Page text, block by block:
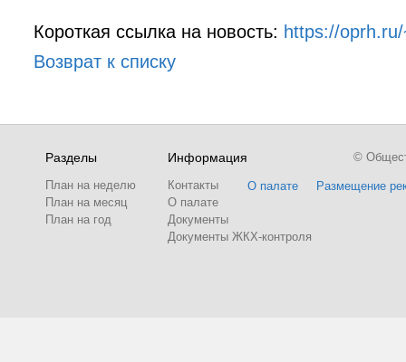
Короткая ссылка на новость: https://
Возврат к списку
Разделы
План на неделю
План на месяц
План на год
Информация
Контакты
О палате
Документы
Документы ЖКХ-контроля
О палате Размещение
©